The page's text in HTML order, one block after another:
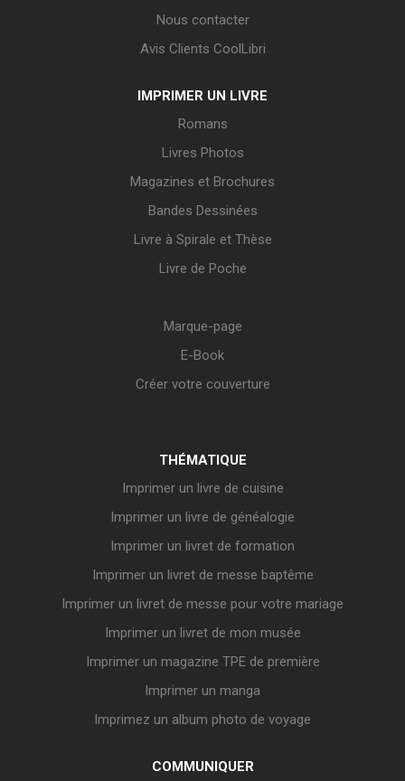
Nous contacter
Avis Clients CoolLibri
IMPRIMER UN LIVRE
Romans
Livres Photos
Magazines et Brochures
Bandes Dessinées
Livre à Spirale et Thèse
Livre de Poche
Marque-page
E-Book
Créer votre couverture
THÉMATIQUE
Imprimer un livre de cuisine
Imprimer un livre de généalogie
Imprimer un livret de formation
Imprimer un livret de messe baptême
Imprimer un livret de messe pour votre mariage
Imprimer un livret de mon musée
Imprimer un magazine TPE de première
Imprimer un manga
Imprimez un album photo de voyage
COMMUNIQUER